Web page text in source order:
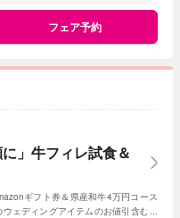
フェア予約
」牛フィレ試食＆
ギフト券＆県産和牛4万円コース
ェディングアイテムのお値引含むプ